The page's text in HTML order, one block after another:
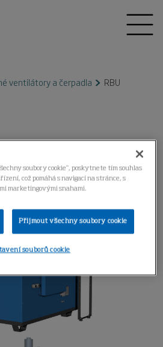
ventilátory a čerpadla
RBU
soubory cookie“, poskytnete tím souhlas
což pomáhá s navigací na stránce, s
marketingovými snahami.
Přijmout všechny soubory cookie
souborů cookie